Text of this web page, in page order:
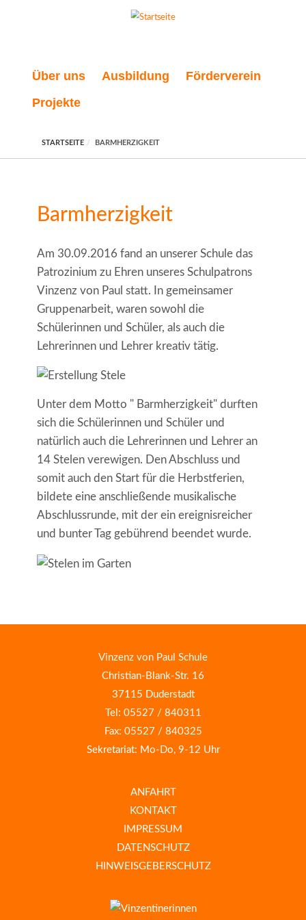
Über uns Ausbildung
Förderverein
Projekte
STARTSEITE BARMHERZIGKEIT
Barmherzigkeit
Am 30.09.2016 fand an unserer Schule das
Patrozinium zu Ehren unseres Schulpatrons
Vinzenz von Paul statt. In gemeinsamer
Gruppenarbeit, waren sowohl die
Schülerinnen und Schüler, als auch die
Lehrerinnen und Lehrer kreativ tätig.
Unter dem Motto " Barmherzigkeit" durften
sich die Schülerinnen und Schüler und
natürlich auch die Lehrerinnen und Lehrer an
14 Stelen verewigen. Den Abschluss und
somit auch den Start für die Herbstferien,
bildete eine anschließende musikalische
Abschlussrunde, mit der ein ereignisreicher
und bunter Tag gebührend beendet wurde.
Vinzenz von Paul Schule
Christian-Blank-Str. 16
37115 Duderstadt
Tel: 05527 / 840311
Fax: 05527 / 840325
Sekretariat: Mo-Do, 9-12 Uhr
ANFAHRT
KONTAKT
IMPRESSUM
DATENSCHUTZ
HINWEISGEBERSCHUTZ